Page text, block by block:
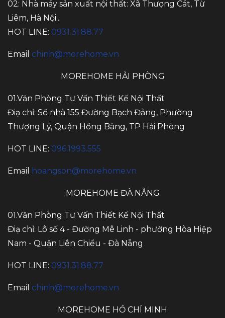
02: Nhà máy sản xuất nội thất: Xã Thượng Cát, Từ
Liêm, Hà Nội..
HOT LINE: 0931.31.88.77
Email chinh@morehome.vn
MOREHOME HẢI PHÒNG
01.Văn Phòng Tư Vấn Thiết Kế Nội Thất
Điạ chỉ: Số nhà 155 Đường Bạch Đằng, Phường
Thượng Lý, Quận Hồng Bàng, TP Hải Phòng
HOT LINE: 096.1993.555
Email hoangson@morehome.vn
MOREHOME ĐÀ NẴNG
01.Văn Phòng Tư Vấn Thiết Kế Nội Thất
Điạ chỉ: Lô số 4 - Đường Mê Linh - phường Hòa Hiệp
Nam - Quận Liên Chiểu - Đà Nẵng
HOT LINE: 0931.31.88.77
Email chinh@morehome.vn
MOREHOME HỒ CHÍ MINH